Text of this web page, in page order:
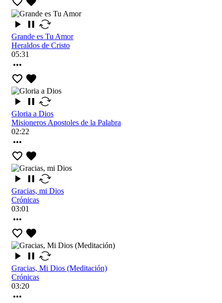
Grande es Tu Amor
Heraldos de Cristo
05:31
Gloria a Dios
Misioneros Apostoles de la Palabra
02:22
Gracias, mi Dios
Crónicas
03:01
Gracias, Mi Dios (Meditación)
Crónicas
03:20